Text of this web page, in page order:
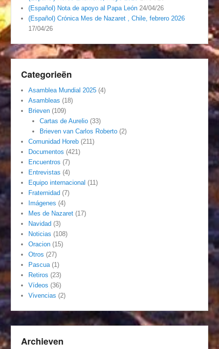
(Español) Nota de apoyo al Papa León 24/04/26
(Español) Crónica Mes de Nazaret , Chile, febrero 2026
17/04/26
Categorieën
Asamblea Mundial 2025 (4)
Asambleas (18)
Brieven (109)
Cartas de Aurelio(33)
Brieven van Carlos Roberto(2)
Comunidad Horeb (211)
Documentos (421)
Encuentros (7)
Entrevistas (4)
Equipo internacional (11)
Fraternidad (7)
Imágenes (4)
Mes de Nazaret (17)
Navidad (3)
Noticias (108)
Oracion (15)
Otros (27)
Pascua (1)
Retiros (23)
Vídeos (36)
Vivencias (2)
Archieven